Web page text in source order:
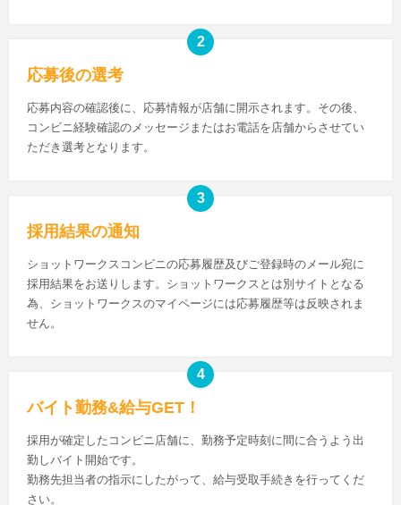
応募後の選考
応募内容の確認後に、応募情報が店舗に開示されます。その後、
コンビニ経験確認のメッセージまたはお電話を店舗からさせてい
ただき選考となります。
採用結果の通知
ショットワークスコンビニの応募履歴及びご登録時のメール宛に
採用結果をお送りします。ショットワークスとは別サイトとなる
為、ショットワークスのマイページには応募履歴等は反映されま
せん。
バイト勤務&給与GET！
採用が確定したコンビニ店舗に、勤務予定時刻に間に合うよう出
勤しバイト開始です。
勤務先担当者の指示にしたがって、給与受取手続きを行ってくだ
さい。